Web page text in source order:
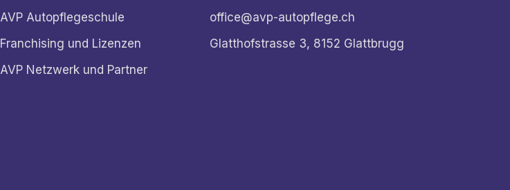
AVP Autopflegeschule
Franchising und Lizenzen
AVP Netzwerk und Partner
office@avp-autopflege.ch
Glatthofstrasse 3, 8152 Glattbrugg